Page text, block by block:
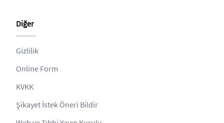
Diğer
Gizlilik
Online Form
KVKK
Şikayet İstek Öneri Bildir